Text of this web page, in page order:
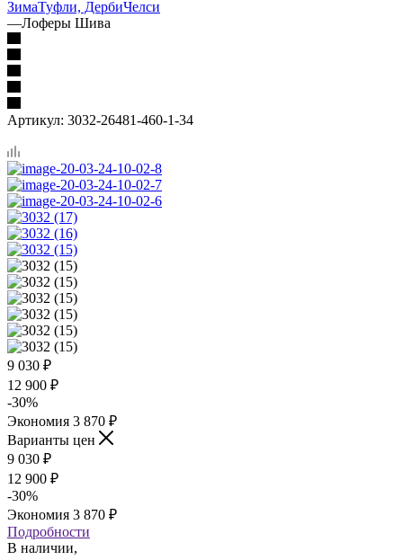
ЗимаТуфли, ДербиЧелси
—Лоферы Шива
Артикул: 3032-26481-460-1-34
9 030 ₽
12 900 ₽
-30%
Экономия 3 870 ₽
Варианты цен
9 030 ₽
12 900 ₽
-30%
Экономия 3 870 ₽
Подробности
В наличии,